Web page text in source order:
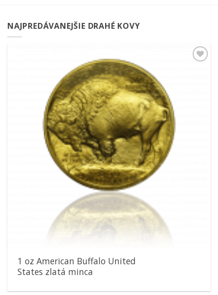
NAJPREDÁVANEJŠIE DRAHÉ KOVY
1 oz American Buffalo United
States zlatá minca